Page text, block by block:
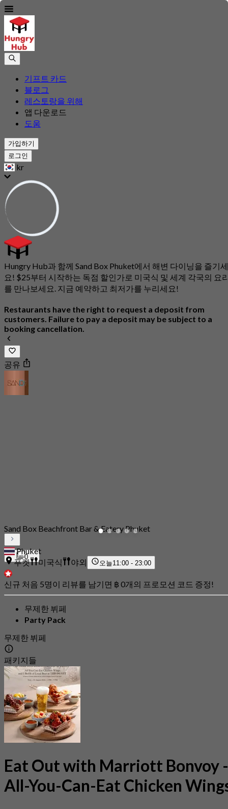
기프트 카드
블로그
레스토랑을 위해
앱 다운로드
도움
가입하기
로그인
kr
Hungry Hub과 함께 Sand Box Phuket에서 해변 다이닝을 즐기세
요! $25부터 시작하는 독점 할인가로 미국식 및 세계 각국의 요
를 만나보세요. 지금 예약하고 최저가를 누리세요!
Restaurants have the right to request a deposit from
customers. Failure to pay a deposit may be subject to a
booking cancellation.
공유
0
Sand Box Beachfront Bar & Eatery Phuket
Phuket
푸켓
미국식 야외 오늘11:00 - 23:00
신규 처음 5명이 리뷰를 남기면 ฿ 0개의 프로모션 코드 증정!
무제한 뷔페
Party Pack
무제한 뷔페
패키지들
Eat Out with Marriott Bonvoy -
All-You-Can-Eat Chicken